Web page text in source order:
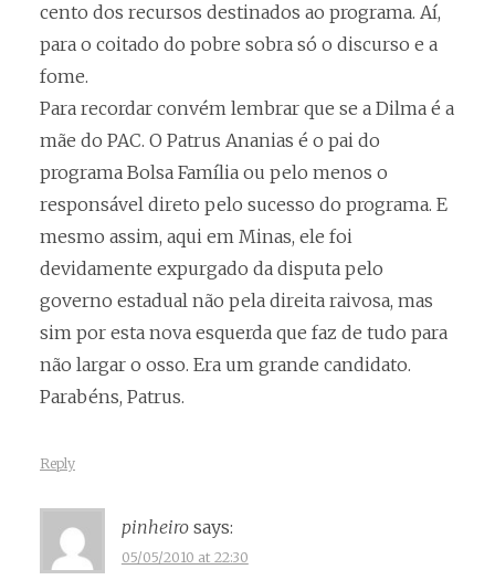
cento dos recursos destinados ao programa. Aí,
para o coitado do pobre sobra só o discurso e a
fome.
Para recordar convém lembrar que se a Dilma é a
mãe do PAC. O Patrus Ananias é o pai do
programa Bolsa Família ou pelo menos o
responsável direto pelo sucesso do programa. E
mesmo assim, aqui em Minas, ele foi
devidamente expurgado da disputa pelo
governo estadual não pela direita raivosa, mas
sim por esta nova esquerda que faz de tudo para
não largar o osso. Era um grande candidato.
Parabéns, Patrus.
Reply
pinheiro says:
05/05/2010 at 22:30